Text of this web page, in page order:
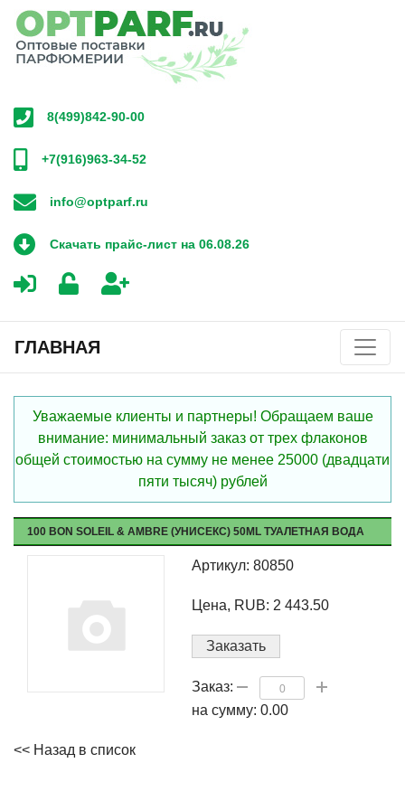
8(499)842-90-00
+7(916)963-34-52
info@optparf.ru
Скачать прайс-лист на 06.08.26
ГЛАВНАЯ
Уважаемые клиенты и партнеры! Обращаем ваше
внимание: минимальный заказ от трех флаконов
общей стоимостью на сумму не менее 25000 (двадцати
пяти тысяч) рублей
100 BON SOLEIL & AMBRE (УНИСЕКС) 50ML ТУАЛЕТНАЯ ВОДА
Артикул: 80850
Цена, RUB: 2 443.50
Заказать
Заказ:
на сумму: 0.00
<< Назад в список